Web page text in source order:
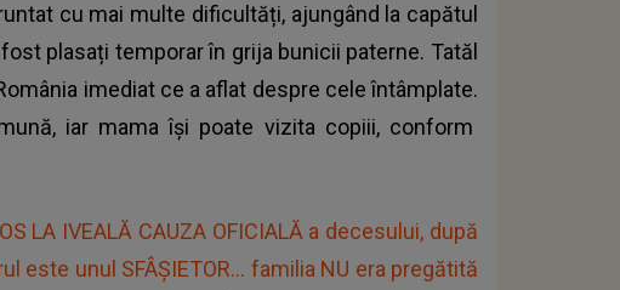
cu mai multe dificultăți, ajungând la capătul
plasați temporar în grija bunicii paterne. Tatăl
imediat ce a aflat despre cele întâmplate.
iar mama își poate vizita copiii, conform
LA IVEALĂ CAUZA OFICIALĂ a decesului, după
este unul SFÂȘIETOR... familia NU era pregătită